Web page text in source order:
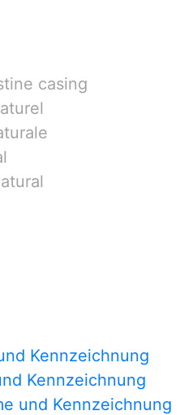
casing
Kennzeichnung
Kennzeichnung
und Kennzeichnung